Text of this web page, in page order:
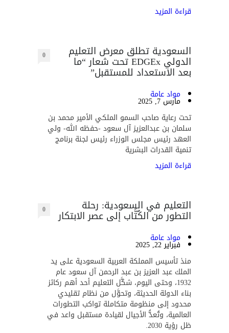
قراءة المزيد
السعودية تطلق معرض التعليم
الدولي EDGEx تحت شعار “ما
بعد الاستعداد للمستقبل”
0
مواد عامة
مارس 7, 2025
تحت رعاية صاحب السمو الملكي الأمير محمد بن
سلمان بن عبدالعزيز آل سعود -حفظه الله- ولي
العهد رئيس مجلس الوزراء رئيس لجنة برنامج
تنمية القدرات البشرية
قراءة المزيد
التعليم في السعودية: رحلة
التطور من الكُتَّاب إلى عصر الابتكار 0
مواد عامة
فبراير 22, 2025
منذ تأسيس المملكة العربية السعودية على يد
الملك عبد العزيز بن عبد الرحمن آل سعود عام
1932، وحتى اليوم، شكَّل التعليم أحد أهم ركائز
بناء الدولة الحديثة، وتحوَّل من نظام تقليدي
محدود إلى منظومة متكاملة تواكب التطورات
العالمية، وتُعدُّ الأجيال لقيادة مستقبل واعد في
ظل رؤية 2030.